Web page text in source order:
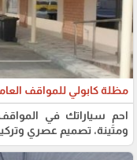
مظلة كابولي للمواقف
احمِ سياراتك في
ومتينة، تصميم عصري